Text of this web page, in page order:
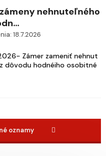
nehnuteľného
18.7.2026
Zámer zameniť nehnut
dôvodu hodnéiho osobitné
oznamy